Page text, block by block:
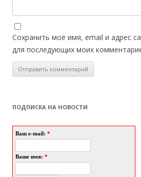
Сохранить моё имя, email и адрес
для последующих моих
ПОДПИСКА НА НОВОСТИ
Ваш e-mail: *
Ваше имя: *